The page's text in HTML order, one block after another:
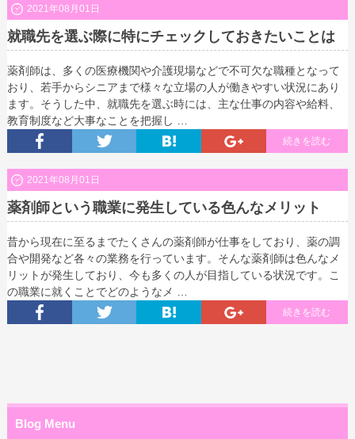
2021年08月01日
就職先を選ぶ際に特にチェックしておきたいことは
薬剤師は、多くの医療機関や介護現場などで不可欠な職種となって
おり、若手からシニアまで様々な立場の人が働きやすい状況にあり
ます。そうした中、就職先を選ぶ時には、主な仕事の内容や給料、
教育制度など大事なことを把握し …
続きを読む
2021年08月01日
薬剤師という職業に発生している色んなメリット
昔から現在に至るまでたくさんの薬剤師が仕事をしており、薬の調
合や開発など各々の業務を行っています。そんな薬剤師は色んなメ
リットが発生しており、今も多くの人が目指している状況です。こ
の職業に就くことでどのようなメ …
続きを読む
Blog Menu